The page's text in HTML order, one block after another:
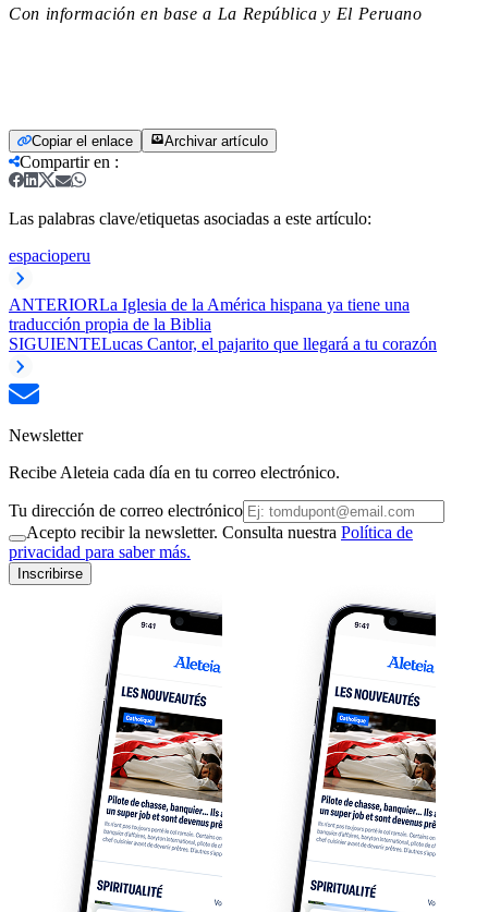
Con información en base a La República y El Peruano
Copiar el enlace Archivar artículo
Compartir en :
Las palabras clave/etiquetas asociadas a este artículo:
espacioperu
ANTERIORLa Iglesia de la América hispana ya tiene una
traducción propia de la Biblia
SIGUIENTELucas Cantor, el pajarito que llegará a tu corazón
Newsletter
Recibe Aleteia cada día en tu correo electrónico.
Tu dirección de correo electrónico
Acepto recibir la newsletter. Consulta nuestra Política de
privacidad para saber más.
Inscribirse